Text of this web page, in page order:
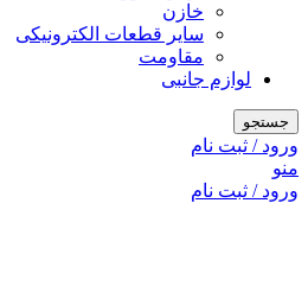
خازن
سایر قطعات الکترونیکی
مقاومت
لوازم جانبی
جستجو
ورود / ثبت نام
منو
ورود / ثبت نام